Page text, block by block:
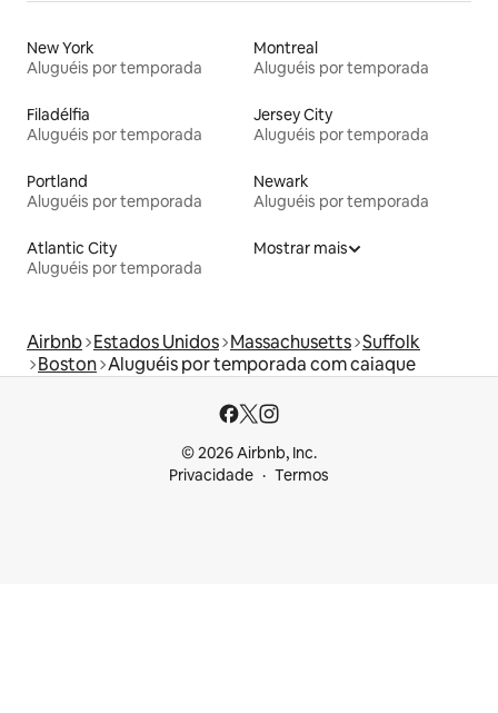
New York
Aluguéis por temporada
Montreal
Aluguéis por temporada
Filadélfia
Aluguéis por temporada
Jersey City
Aluguéis por temporada
Portland
Aluguéis por temporada
Newark
Aluguéis por temporada
Atlantic City
Aluguéis por temporada
Mostrar mais
Airbnb Estados Unidos Massachusetts Suffolk
Boston Aluguéis por temporada com caiaque
© 2026 Airbnb, Inc.
Privacidade
Termos